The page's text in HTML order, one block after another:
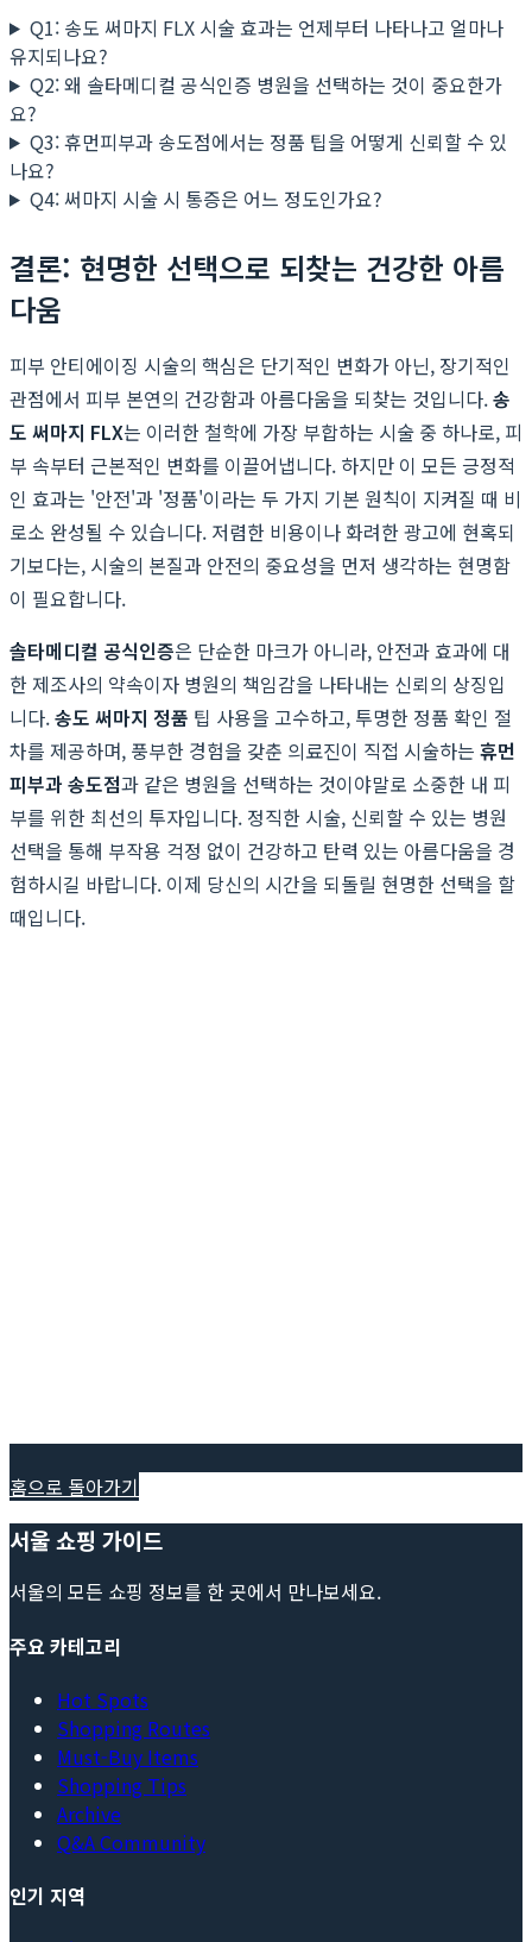
Q1: 송도 써마지 FLX 시술 효과는 언제부터 나타나고 얼마나
유지되나요?
Q2: 왜 솔타메디컬 공식인증 병원을 선택하는 것이 중요한가
요?
Q3: 휴먼피부과 송도점에서는 정품 팁을 어떻게 신뢰할 수 있
나요?
Q4: 써마지 시술 시 통증은 어느 정도인가요?
결론: 현명한 선택으로 되찾는 건강한 아름
다움
피부 안티에이징 시술의 핵심은 단기적인 변화가 아닌, 장기적인
관점에서 피부 본연의 건강함과 아름다움을 되찾는 것입니다.송
도 써마지 FLX는 이러한 철학에 가장 부합하는 시술 중 하나로, 피
부 속부터 근본적인 변화를 이끌어냅니다. 하지만 이 모든 긍정적
인 효과는 '안전'과 '정품'이라는 두 가지 기본 원칙이 지켜질 때 비
로소 완성될 수 있습니다. 저렴한 비용이나 화려한 광고에 현혹되
기보다는, 시술의 본질과 안전의 중요성을 먼저 생각하는 현명함
이 필요합니다.
솔타메디컬 공식인증은 단순한 마크가 아니라, 안전과 효과에 대
한 제조사의 약속이자 병원의 책임감을 나타내는 신뢰의 상징입
니다.송도 써마지 정품 팁 사용을 고수하고, 투명한 정품 확인 절
차를 제공하며, 풍부한 경험을 갖춘 의료진이 직접 시술하는 휴먼
피부과 송도점과 같은 병원을 선택하는 것이야말로 소중한 내 피
부를 위한 최선의 투자입니다. 정직한 시술, 신뢰할 수 있는 병원
선택을 통해 부작용 걱정 없이 건강하고 탄력 있는 아름다움을 경
험하시길 바랍니다. 이제 당신의 시간을 되돌릴 현명한 선택을 할
때입니다.
홈으로 돌아가기
서울 쇼핑 가이드
서울의 모든 쇼핑 정보를 한 곳에서 만나보세요.
주요 카테고리
Hot Spots
Shopping Routes
Must-Buy Items
Shopping Tips
Archive
Q&A Community
인기 지역